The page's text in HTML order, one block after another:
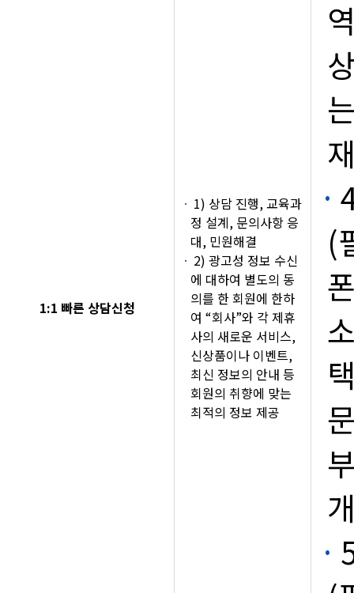
1:1 빠른 상담신청
1) 상담 진행, 교육과
정 설계, 문의사항 응
대, 민원해결
2) 광고성 정보 수신
에 대하여 별도의 동
의를 한 회원에 한하
여 “회사”와 각 제휴
사의 새로운 서비스,
신상품이나 이벤트,
최신 정보의 안내 등
회원의 취향에 맞는
최적의 정보 제공
(